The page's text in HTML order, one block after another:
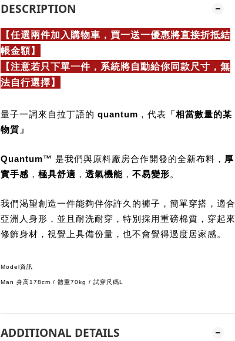
DESCRIPTION
【任選兩件加入購物車，買一送一優惠將直接折抵結
帳金額】
【注意若只下單一件，系統將自動給你同款尺寸，無
法自行選擇】
量子一詞來自拉丁語的 quantum ，代表 「相當數量的某
物質」
Quantum™ 是我們與原料廠房合作開發的全新布料， 厚
實手感 ， 極具舒適 ， 透氣機能， 不易變形。
我們渴望創造一件能夠伴你許久的褲子，簡單穿搭，適合
亞洲人身形，並且耐洗耐穿，特別採用重磅棉質，穿起來
修飾身材，視覺上具備份量，也不會覺得過度居家感。
Model資訊
Man 身高178cm / 體重70kg / 試穿尺碼L
ADDITIONAL DETAILS